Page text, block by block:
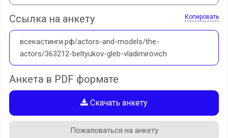
Ссылка на анкету Копировать
всекастинги.рф/actors-and-models/the-
actors/363212-beltyukov-gleb-vladimirovich
Анкета в PDF формате
Скачать анкету
Пожаловаться на анкету